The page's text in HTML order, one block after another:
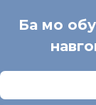
Ба мо